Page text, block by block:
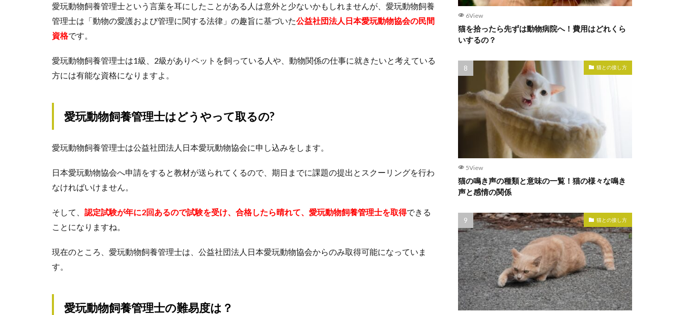
愛玩動物飼養管理士という言葉を耳にしたことがある人は意外と少ないかもしれませんが、愛玩動物飼養
管理士は「動物の愛護および管理に関する法律」の趣旨に基づいた公益社団法人日本愛玩動物協会の民間
資格です。
愛玩動物飼養管理士は1級、2級がありペットを飼っている人や、動物関係の仕事に就きたいと考えている
方には有能な資格になりますよ。
愛玩動物飼養管理士はどうやって取るの?
愛玩動物飼養管理士は公益社団法人日本愛玩動物協会に申し込みをします。
日本愛玩動物協会へ申請をすると教材が送られてくるので、期日までに課題の提出とスクーリングを行わ
なければいけません。
そして、 認定試験が年に2回あるので試験を受け、合格したら晴れて、愛玩動物飼養管理士を取得できる
ことになりますね。
現在のところ、愛玩動物飼養管理士は、公益社団法人日本愛玩動物協会からのみ取得可能になっていま
す。
愛玩動物飼養管理士の難易度は？
6View
猫を拾ったら先ずは動物病院へ！費用はどれくら
いするの？
猫との接し方
5View
猫の鳴き声の種類と意味の一覧！猫の様々な鳴き
声と感情の関係
猫との接し方